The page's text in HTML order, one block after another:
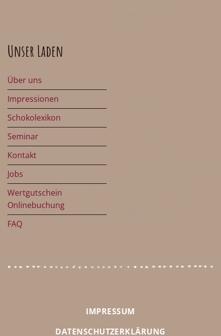
Unser Laden
Über uns
Impressionen
Schokolexikon
Seminar
Kontakt
Jobs
Wertgutschein
Onlinebuchung
FAQ
IMPRESSUM
DATENSCHUTZERKLÄRUNG